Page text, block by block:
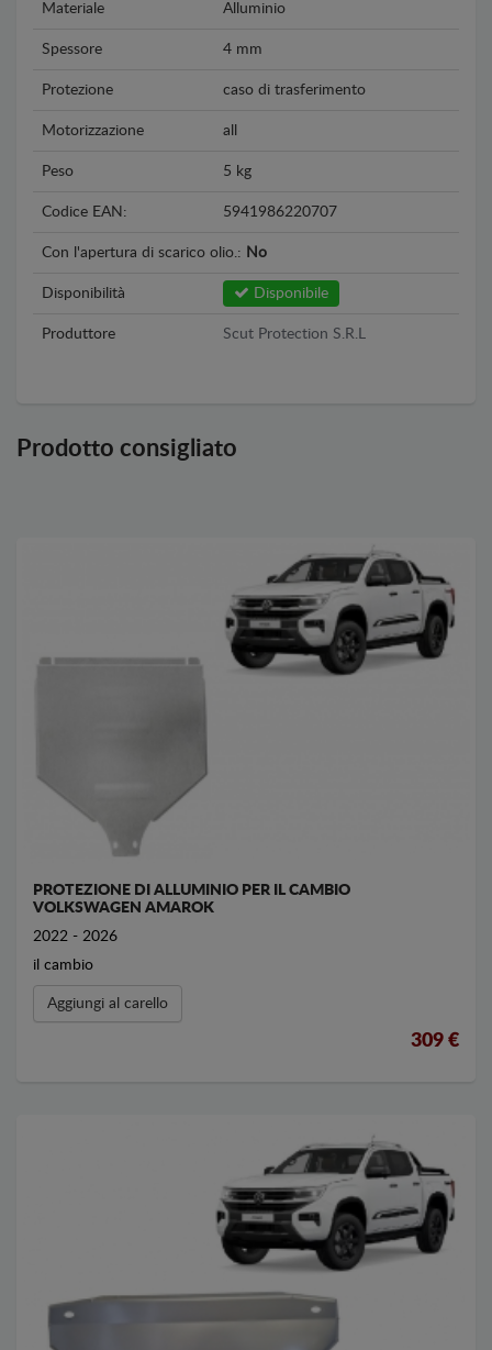
Materiale Alluminio
Spessore 4 mm
Protezione caso di trasferimento
Motorizzazione all
Peso 5 kg
Codice EAN: 5941986220707
Con l'apertura di scarico olio.: No
Disponibilità Disponibile
Produttore Scut Protection S.R.L
Prodotto consigliato
PROTEZIONE DI ALLUMINIO PER IL CAMBIO
VOLKSWAGEN AMAROK
2022 - 2026
il cambio
Aggiungi al carello
309 €